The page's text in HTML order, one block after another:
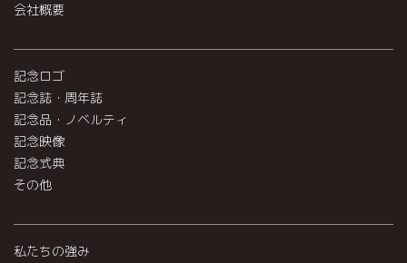
会社概要
記念ロゴ
記念誌・周年誌
記念品・ノベルティ
記念映像
記念式典
その他
私たちの強み